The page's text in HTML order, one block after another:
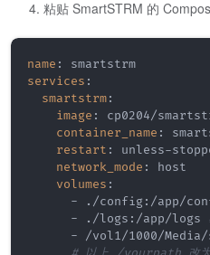
粘贴 SmartSTRM 的
name :
services :
smartstrm:
image : cp0204/
container_name :
restart : unless-
network_mode :
host
volumes :
- ./config: /app/
- ./logs : /app/logs
- /vol1/1000/Media/